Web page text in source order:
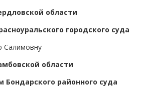
области
городского суда
Салимовну
области
Бондарского районного суда